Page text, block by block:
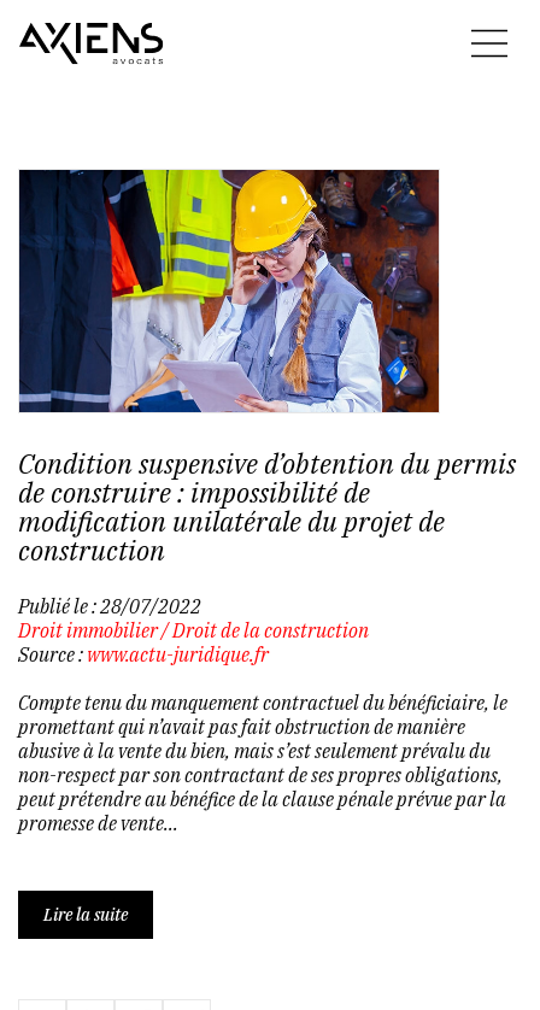
Condition suspensive d’obtention du permis
de construire : impossibilité de
modification unilatérale du projet de
construction
Publié le :28/07/2022
Droit immobilier/Droit de la construction
Source : www.actu-juridique.fr
Compte tenu du manquement contractuel du bénéficiaire, le
promettant qui n’avait pas fait obstruction de manière
abusive à la vente du bien, mais s’est seulement prévalu du
non-respect par son contractant de ses propres obligations,
peut prétendre au bénéfice de la clause pénale prévue par la
promesse de vente...
Lire la suite